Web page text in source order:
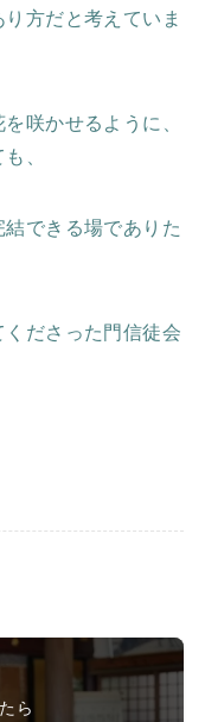
方だと考えていま
咲かせるように、
、
できる場でありた
ださった門信徒会
ら